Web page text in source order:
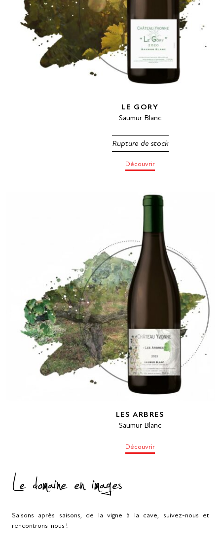
LE GORY
Saumur Blanc
Rupture de stock
Découvrir
LES ARBRES
Saumur Blanc
Découvrir
Le domaine en images
Saisons après saisons, de la vigne à la cave, suivez-nous et
rencontrons-nous !